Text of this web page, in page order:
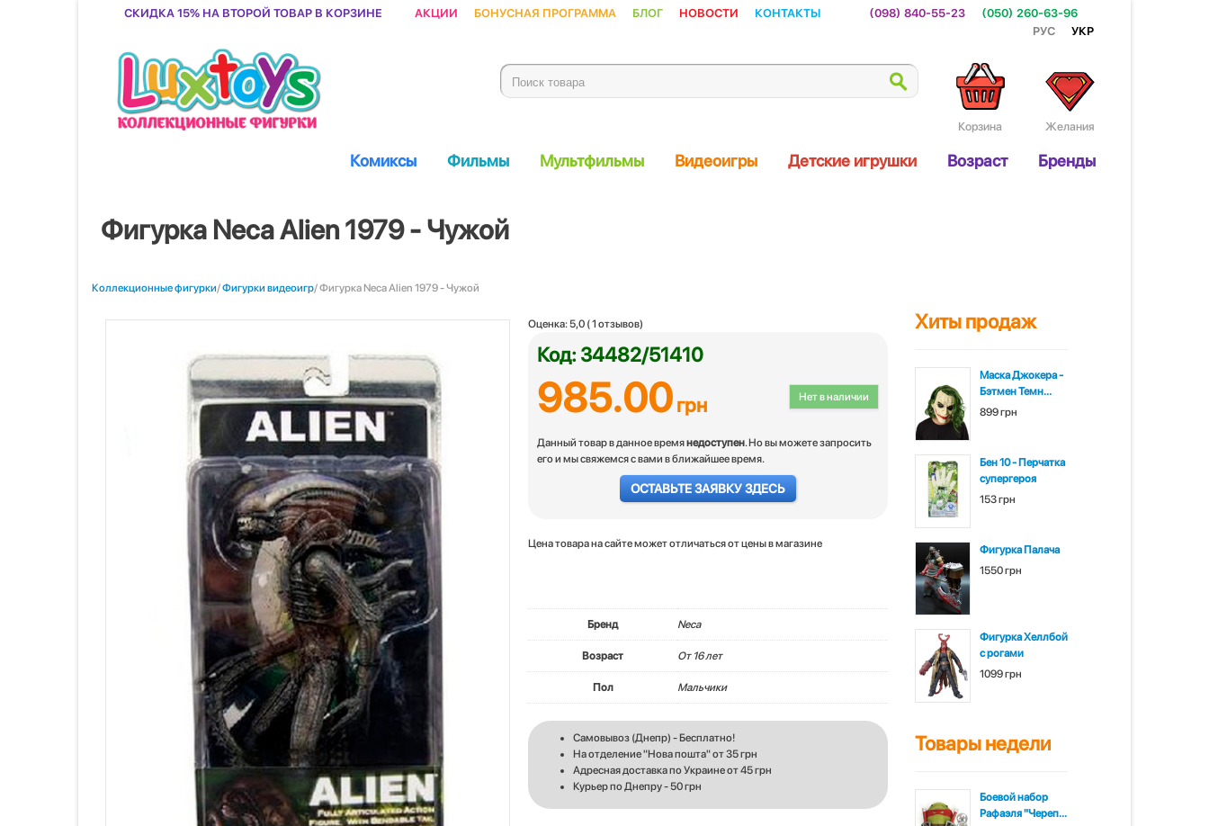
Скидка 15% на второй товар в корзине Акции Бонусная программа Блог Новости Контакты (098) 840-55-23
(050) 260-63-96
Рус
Укр
Желания
Корзина
Комиксы Фильмы Мультфильмы Видеоигры Детские игрушки Возраст Бренды
Фигурка Neca Alien 1979 - Чужой
Коллекционные фигурки/Фигурки видеоигр/ Фигурка Neca Alien 1979 - Чужой
Оценка: 5,0 (1 отзывов)
Код: 34482/51410
Нет в наличии
985.00грн
Данный товар в данное времянедоступен. Но вы можете запросить
его и мы свяжемся с вами в ближайшее время.
ОСТАВЬТЕ ЗАЯВКУ ЗДЕСЬ
Цена товара на сайте может отличаться от цены в магазине
Бренд Neca
Возраст От 16 лет
Пол Мальчики
Самовывоз (Днепр) - Бесплатно!
На отделение "Нова пошта" от 35 грн
Адресная доставка по Украине от 45 грн
Курьер по Днепру - 50 грн
Хиты продаж
Маска Джокера -
Бэтмен Темн...
899 грн
Бен 10 - Перчатка
супергероя
153 грн
Фигурка Палача
1550 грн
Фигурка Хеллбой
с рогами
1099 грн
Товары недели
Боевой набор
Рафаэля "Череп...